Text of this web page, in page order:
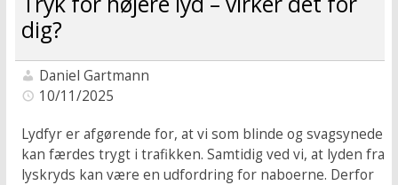
dig?
Daniel Gartmann
10/11/2025
Lydfyr er afgørende for, at vi som blinde og svagsynede
kan færdes trygt i trafikken. Samtidig ved vi, at lyden fra
lyskryds kan være en udfordring for naboerne. Derfor